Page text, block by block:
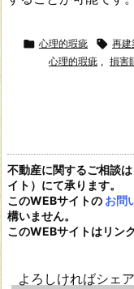
 心理的瑕疵  再建
心理的瑕疵 , 損害
不動産に関するご相談は
イト）にて承ります。
このWEBサイトの お問
構いません。
このWEBサイトはリン
よろしければシェ